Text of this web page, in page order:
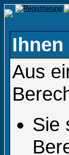
Aus
Sie